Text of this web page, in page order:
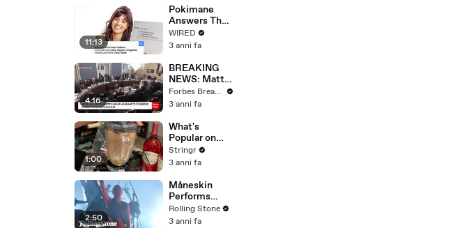
Year
11:13
Pokimane
Answers The
Web's Most
Searched
WIRED
3 anni fa
4:16
BREAKING
NEWS: Matt
Gaetz Tells
House
'I'm Not Going
To Vote For A
Continuing
Resolution'
Forbes Breaking News
3 anni fa
1:00
What's
Popular on
Uber Eats?
Stringr
3 anni fa
2:50
Måneskin
Performs
"HONEY" at
MSG
Rolling Stone
3 anni fa